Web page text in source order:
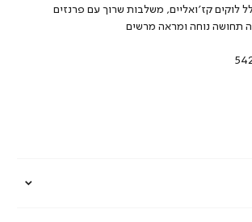
לוקים קז’ואליים, משלבות שרוך עם פרנזים
תחושה נוחה ומראה מרשים